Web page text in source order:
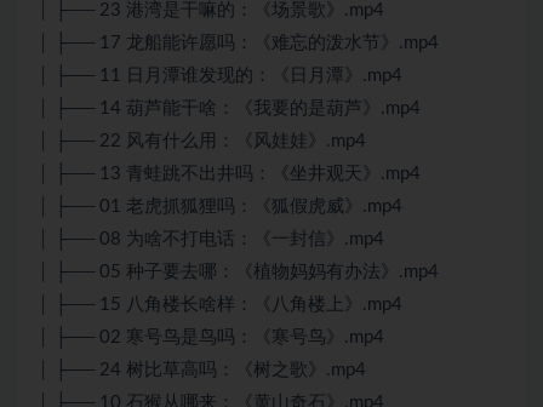
│ ├── 23 港湾是干嘛的：《场景歌》.mp4
│ ├── 17 龙船能许愿吗：《难忘的泼水节》.mp4
│ ├── 11 日月潭谁发现的：《日月潭》.mp4
│ ├── 14 葫芦能干啥：《我要的是葫芦》.mp4
│ ├── 22 风有什么用：《风娃娃》.mp4
│ ├── 13 青蛙跳不出井吗：《坐井观天》.mp4
│ ├── 01 老虎抓狐狸吗：《狐假虎威》.mp4
│ ├── 08 为啥不打电话：《一封信》.mp4
│ ├── 05 种子要去哪：《植物妈妈有办法》.mp4
│ ├── 15 八角楼长啥样：《八角楼上》.mp4
│ ├── 02 寒号鸟是鸟吗：《寒号鸟》.mp4
│ ├── 24 树比草高吗：《树之歌》.mp4
│ ├── 10 石猴从哪来：《黄山奇石》.mp4